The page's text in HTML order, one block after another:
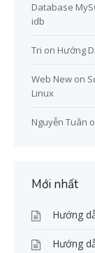
Database
idb
Tri on Hướng
Web New on
Linux
Nguyễn Tuân
Mới nhất
Hướng
Hướng